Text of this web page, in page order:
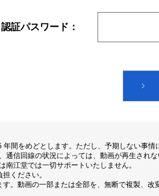
認証パスワード：
間をめどとします。ただし、予期しない事
通信回線の状況によっては、動画が再生されな
南江堂では一切サポートいたしません。
ください。
。動画の一部または全部を、無断で複製、